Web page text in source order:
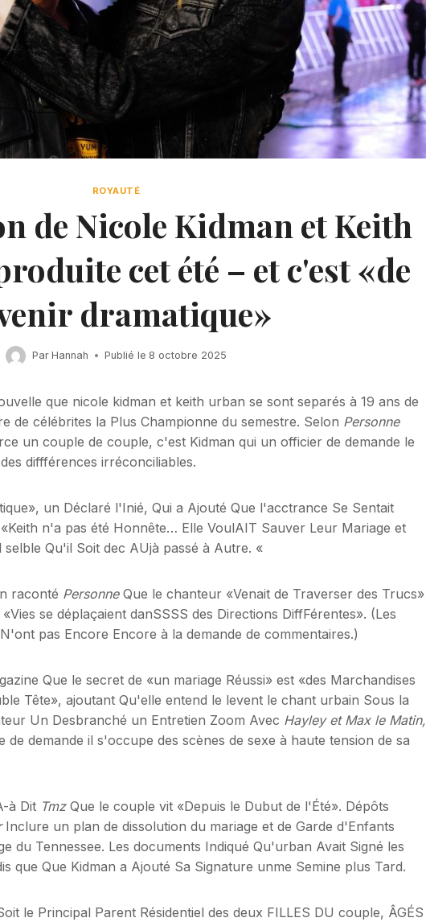
ROYAUTÉ
de Nicole Kidman et Keith
cet été – et c'est «de
dramatique»
Par Hannah Publié le 8 octobre 2025
que nicole kidman et keith urban se sont separés à 19 ans de
de célébrites la Plus Championne du semestre. Selon Personne
un couple de couple, c'est Kidman qui un officier de demande le
diffférences irréconciliables.
un Déclaré l'Inié, Qui a Ajouté Que l'acctrance Se Sentait
n'a pas été Honnête… Elle VoulAIT Sauver Leur Mariage et
Qu'il Soit dec AUjà passé à Autre. «
raconté PersonneQue le chanteur «Venait de Traverser des Trucs»
se déplaçaient danSSSS des Directions DiffFérentes». (Les
pas Encore Encore à la demande de commentaires.)
Que le secret de «un mariage Réussi» est «des Marchandises
Tête», ajoutant Qu'elle entend le levent le chant urbain Sous la
Un Desbranché un Entretien Zoom Avec Hayley et Max le Matin,
demande il s'occupe des scènes de sexe à haute tension de sa
à Dit TmzQue le couple vit «Depuis le Dubut de l'Été». Dépôts
Inclure un plan de dissolution du mariage et de Garde d'Enfants
du Tennessee. Les documents Indiqué Qu'urban Avait Signé les
que Que Kidman a Ajouté Sa Signature unme Semine plus Tard.
le Principal Parent Résidentiel des deux FILLES DU couple, ÂGÉS